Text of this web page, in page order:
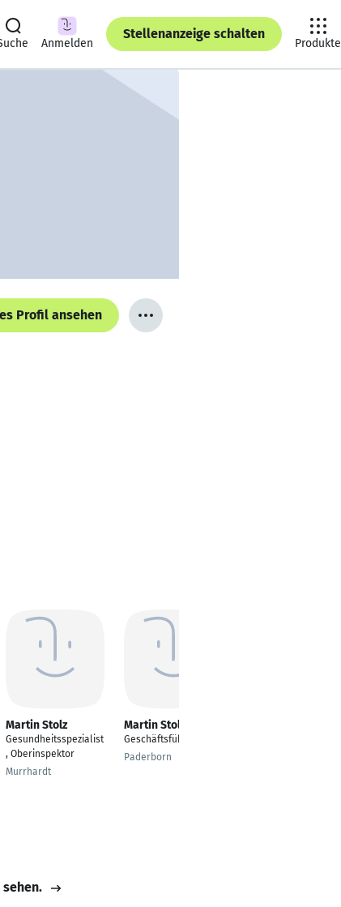
Anmelden
Stellenanzeige schalten
Produkte
Profil ansehen
Martin Stolz
Gesundheitsspezialist
, Oberinspektor
Murrhardt
Martin Stolz
Geschäftsführer
Paderborn
sehen.